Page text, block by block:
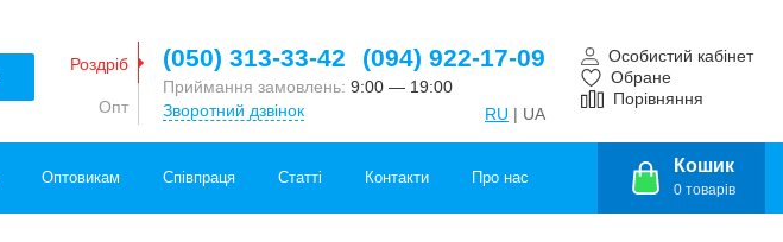
Роздріб
Опт
(050) 313-33-42 (094) 922-17-09
Приймання замовлень: 9:00 — 19:00
Зворотний дзвінок
RU | UA
Особистий кабінет
Обране
Порівняння
Оптовикам Співпраця Статті Контакти Про нас
Кошик
0 товарів